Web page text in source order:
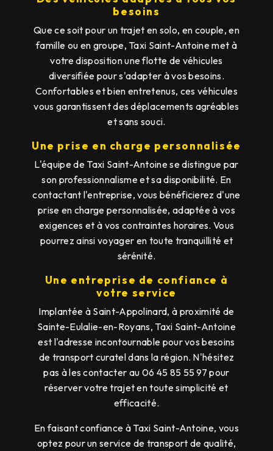
besoins
Que ce soit pour un trajet en solo, en couple, en
famille ou en groupe, Taxi Saint-Antoine met à
votre disposition une flotte de véhicules
diversifiée pour s'adapter à vos besoins.
Confortables et bien entretenus, ces véhicules
vous garantissent des déplacements agréables
et sans souci.
Une prise en charge personnalisée
L'équipe de Taxi Saint-Antoine se distingue par
son professionnalisme et sa disponibilité. En
contactant l'entreprise, vous bénéficierez d'une
prise en charge personnalisée, adaptée à vos
exigences et à vos contraintes horaires. Vous
pourrez ainsi voyager en toute tranquillité et
sérénité.
Une entreprise de confiance à
votre service
Implantée à Saint-Appolinard, à proximité de
Sainte-Eulalie-en-Royans, Taxi Saint-Antoine
est l'adresse incontournable pour vos besoins
de transport curatel dans la région. N'hésitez
pas à les contacter au 06 45 85 55 97 pour
réserver votre trajet en toute simplicité et
efficacité.
En faisant confiance à Taxi Saint-Antoine, vous
optez pour un service de transport de qualité,